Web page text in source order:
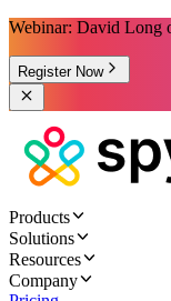
Webinar: David Long
Register Now
Products
Solutions
Resources
Company